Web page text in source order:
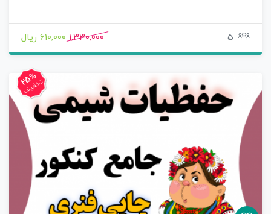
5
1,330,000 610,000 ریال
25%
تخفیف